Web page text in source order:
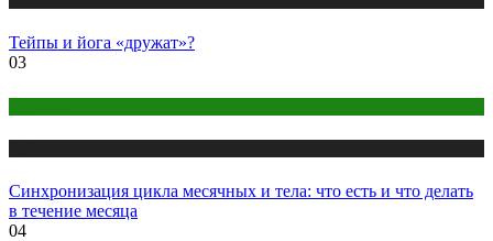
Тейпы и йога «дружат»?
03
Синхронизация цикла месячных и тела: что есть и что делать
в течение месяца
04